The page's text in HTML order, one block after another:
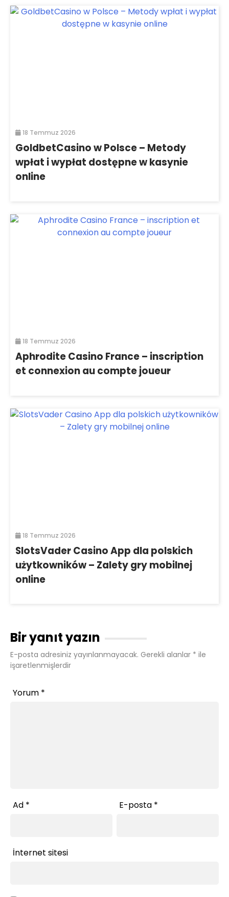
18 Temmuz 2026
GoldbetCasino w Polsce – Metody
wpłat i wypłat dostępne w kasynie
online
18 Temmuz 2026
Aphrodite Casino France – inscription
et connexion au compte joueur
18 Temmuz 2026
SlotsVader Casino App dla polskich
użytkowników – Zalety gry mobilnej
online
Bir yanıt yazın
E-posta adresiniz yayınlanmayacak. Gerekli alanlar * ile
işaretlenmişlerdir
Yorum *
Ad * E-posta *
İnternet sitesi